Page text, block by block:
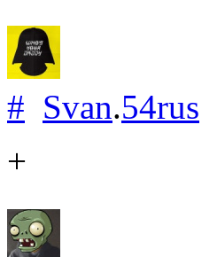
# Svan.54rus
+